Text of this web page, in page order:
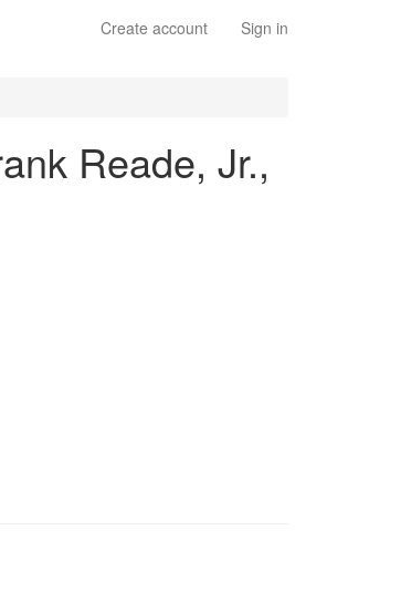
Create account Sign in
Reade, Jr.,